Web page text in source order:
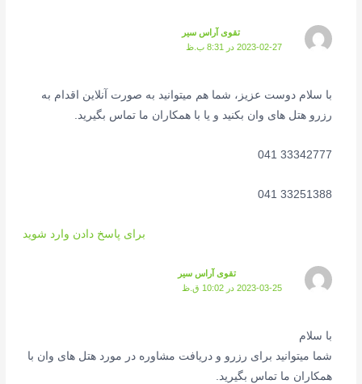
تقوی آراس سیر
2023-02-27 در 8:31 ب.ظ
با سلام دوست عزیز، شما هم میتوانید به صورت آنلاین اقدام به
رزرو هتل های وان بکنید و یا با همکاران ما تماس بگیرید.
33342777 041
33251388 041
برای پاسخ دادن وارد شوید
تقوی آراس سیر
2023-03-25 در 10:02 ق.ظ
با سلام
شما میتوانید برای رزرو و دریافت مشاوره در مورد هتل های وان با
همکاران ما تماس بگیرید.